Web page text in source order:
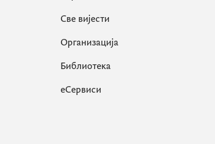
Све вијести
Организација
Библиотека
еСервиси